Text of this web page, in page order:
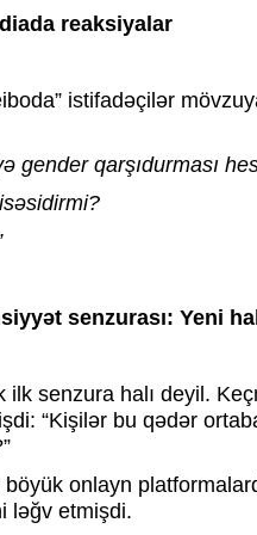
reaksiyalar
istifadəçilər
gender qarşıdurması
senzurası: Yeni
senzura halı deyil.
“Kişilər bu qədər
böyük onlayn
ləğv etmişdi.